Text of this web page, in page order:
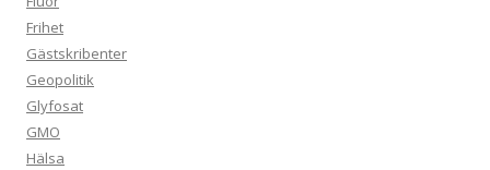
Frihet
Gästskribenter
Geopolitik
Glyfosat
GMO
Hälsa